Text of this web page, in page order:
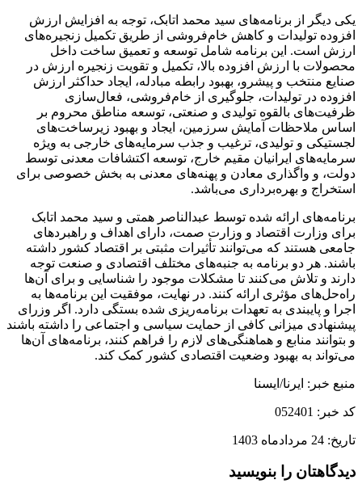
یکی دیگر از برنامه‌های سید محمد اتابک، توجه به افزایش ارزش
افزوده تولیدات و کاهش خام‌فروشی از طریق تکمیل زنجیره‌های
ارزش است. این برنامه شامل توسعه و تعمیق ساخت داخل
محصولات با ارزش افزوده بالا، تکمیل و تقویت زنجیره ارزش در
صنایع منتخب و پیشرو، بهبود رابطه مبادله، ایجاد حداکثر ارزش
افزوده در تولیدات، جلوگیری از خام‌فروشی، فعال‌سازی
ظرفیت‌های بالقوه تولیدی و صنعتی، توسعه مناطق محروم بر
اساس ملاحظات آمایش سرزمین، ایجاد و بهبود زیرساخت‌های
لجستیکی و تولیدی، ترغیب و جذب سرمایه‌های خارجی به ویژه
سرمایه‌های ایرانیان مقیم خارج، توسعه اکتشافات معدنی توسط
دولت، و واگذاری معادن و پهنه‌های معدنی به بخش خصوصی برای
استخراج و بهره‌برداری می‌باشد.
برنامه‌های ارائه شده توسط عبدالناصر همتی و سید محمد اتابک
برای وزارت اقتصاد و وزارت صمت، دارای اهداف و راهبردهای
جامعی هستند که می‌توانند تأثیرات مثبتی بر اقتصاد کشور داشته
باشند. هر دو برنامه به جنبه‌های مختلف اقتصادی و صنعت توجه
دارند و تلاش می‌کنند تا مشکلات موجود را شناسایی و برای آن‌ها
راه‌حل‌های مؤثری ارائه کنند. در نهایت، موفقیت این برنامه‌ها به
اجرا و پایبندی به تعهدات برنامه‌ریزی شده بستگی دارد. اگر وزرای
پیشنهادی میزانی کافی از حمایت سیاسی و اجتماعی را داشته باشند
و بتوانند منابع و هماهنگی‌های لازم را فراهم کنند، برنامه‌های آن‌ها
می‌تواند به بهبود وضعیت اقتصادی کشور کمک کند.
منبع خبر: ایرنا/ایسنا
کد خبر: 052401
تاریخ: 24 مردادماه 1403
دیدگاهتان را بنویسید